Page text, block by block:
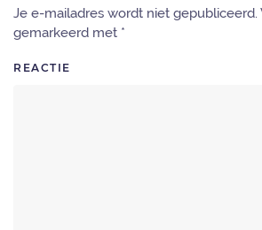
Je e-mailadres wordt niet gepubliceerd.
gemarkeerd met *
REACTIE